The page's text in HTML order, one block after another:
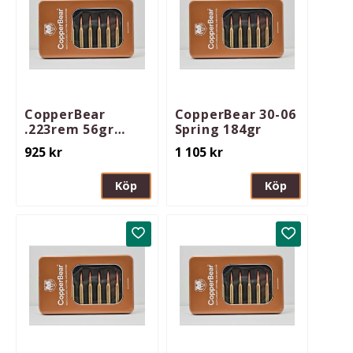
CopperBear
.223rem 56gr
EXHBT
925 kr
Köp
CopperBear 30-06
Spring 184gr
1 105kr
Köp
Lägg till i favoriter Lägg till i